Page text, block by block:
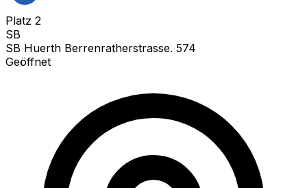
Platz 2
SB
SB Huerth Berrenratherstrasse. 574
Geöffnet